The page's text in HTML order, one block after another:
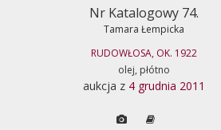
Nr Katalogowy 74.
Tamara Łempicka
RUDOWŁOSA, OK. 1922
olej, płótno
aukcja z 4 grudnia 2011